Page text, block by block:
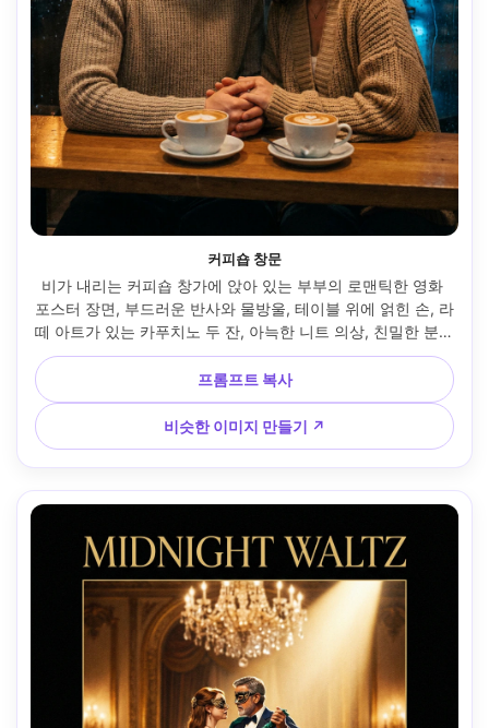
커피숍 창문
비가 내리는 커피숍 창가에 앉아 있는 부부의 로맨틱한 영화
포스터 장면, 부드러운 반사와 물방울, 테이블 위에 얽힌 손, 라
떼 아트가 있는 카푸치노 두 잔, 아늑한 니트 의상, 친밀한 분위
기, 시원한 비가 내리는 블루스가 있는 따뜻한 호박색 조명, 상
단에 제목을 위한 네거티브 공간, 85mm f/1.8로 촬영, 영화 같
은 등급, 초현실적인 질감과 필름 그레인 --ar 4:5
프롬프트 복사
비슷한 이미지 만들기 ↗